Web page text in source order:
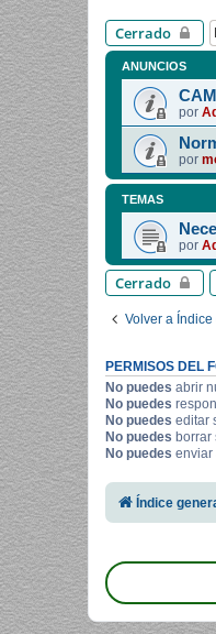
Cerrado
ANUNCIOS
por
por
TEMAS
por
Cerrado
Volver a Índice
PERMISOS DEL
No puedes abrir
No puedes
No puedes editar
No puedes borrar
No puedes enviar
Índice